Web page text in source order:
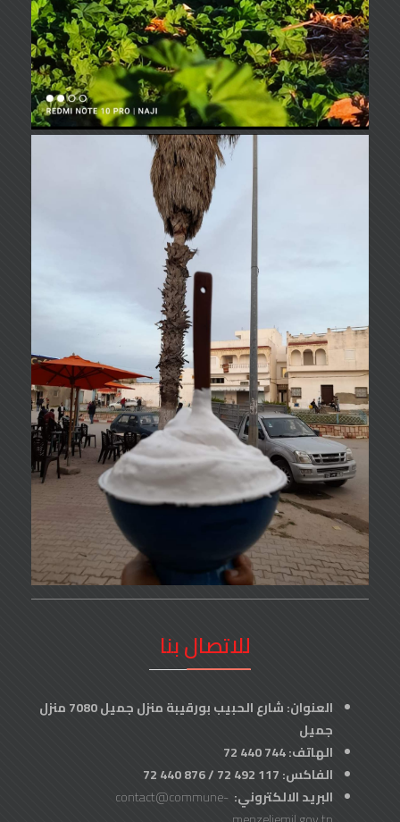
للاتصال بنا
العنوان: شارع الحبيب بورقيبة منزل جميل 7080 منزل
جميل
الهاتف: 744 440 72
الفاكس: 117 492 72 / 876 440 72
البريد الالكتروني: contact@commune-